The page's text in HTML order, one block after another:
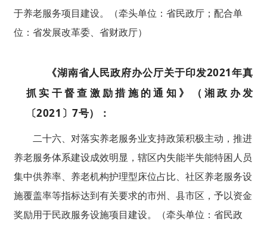
于养老服务项目建设。（牵头单位：省民政厅；配合单
位：省发展改革委、省财政厅）
《湖南省人民政府办公厅关于印发2021年真
抓实干督查激励措施的通知》（湘政办发
〔2021〕7号）：
二十六、对落实养老服务业支持政策积极主动，推进
养老服务体系建设成效明显，辖区内失能半失能特困人员
集中供养率、养老机构护理型床位占比、社区养老服务设
施覆盖率等指标达到有关要求的市州、县市区，予以资金
奖励用于民政服务设施项目建设。（牵头单位：省民政